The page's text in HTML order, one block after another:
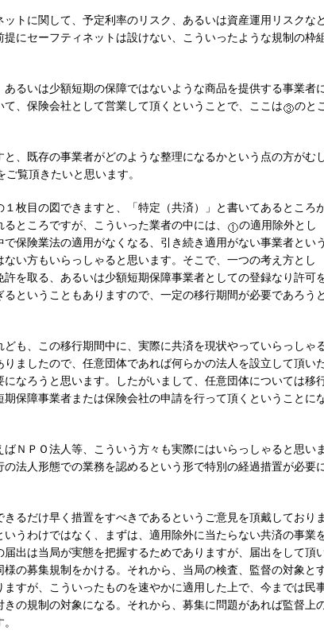
トに関して、予定利率のリスク、あるいは資産運用リスクな
にセーフティネットは設けない、こういったような規制の枠
るいは少額短期の保障ではないような商品を提供する事業者
、保険会社として営業して頂くということで、ここは
のとこ
、既存の事業者がどのような整理になるかという点の方がむ
覧頂きたいと思います。
枚目の図できますと、「特定（共済）」と書いてあるところ
ところですが、こういった業者の中には、
の適用除外とし
保険業法の適用がなくなる、引き続き適用がない事業者という
い方もいらっしゃると思います。そこで、一つの考え方とし
を取る、あるいは少額短期保障事業者としての登録なり許可
ということもありますので、一定の移行期間が必要であろうと
も、この移行期間中に、実際に共済を現状やっていらっしゃ
ましたので、任意団体であれば何らかの法人を設立して頂い
なろうと思います。したがいまして、任意団体については移
保障事業者または保険会社の申請を行って頂くということに
ＮＰＯ法人等、こういう方々も実際にはいらっしゃると思いま
法人形態での業務を認めるという形で特別の経過措置が必要
るだけ早く措置をすべきであるというご意見を頂戴しておりま
うわけではなく、まずは、適用除外に当たらない共済の事業
出は当局が実態を把握するためでありますが、届出をして頂
の募集規制をかける。それから、当局の検査、監督の対象と
すが、こういったものを速やかに適用した上で、今までは民
の規制の対象になる。それから、募集に問題があれば監督上